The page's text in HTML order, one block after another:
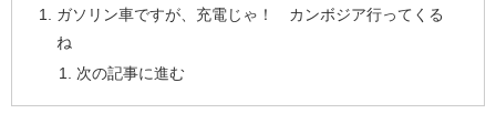
ガソリン車ですが、充電じゃ！ カンボジア行ってくる
ね
次の記事に進む